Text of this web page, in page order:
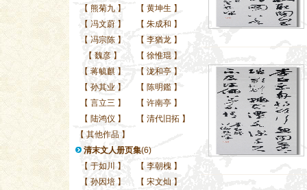
【 熊菊九 】 【 黄坤生 】
【 冯文蔚 】 【 朱成和 】
【 冯宗陈 】 【 李猶龙 】
【 魏彦 】 【 徐惟琨 】
【 蒋毓麒 】 【 泷和亭 】
【 孙其业 】 【 陈明鑑 】
【 言立三 】 【 许南亭 】
【 陆鸿仪 】 【 清代旧拓 】
【 其他作品 】
清末文人册页集(6)
【 于如川 】 【 李朝槐 】
【 孙因培 】 【 宋文灿 】